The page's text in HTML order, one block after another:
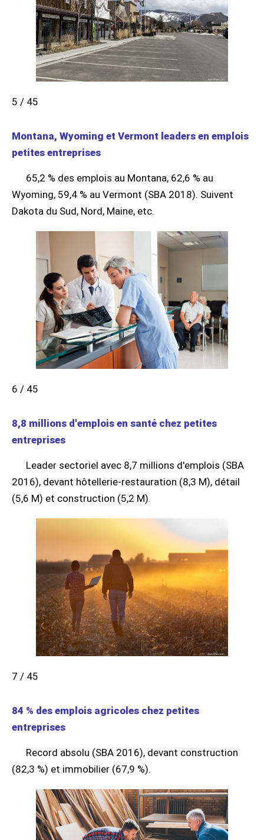
5 / 45
Montana, Wyoming et Vermont leaders en emplois
petites entreprises
65,2 % des emplois au Montana, 62,6 % au
Wyoming, 59,4 % au Vermont (SBA 2018). Suivent
Dakota du Sud, Nord, Maine, etc.
6 / 45
8,8 millions d'emplois en santé chez petites
entreprises
Leader sectoriel avec 8,7 millions d'emplois (SBA
2016), devant hôtellerie-restauration (8,3 M), détail
(5,6 M) et construction (5,2 M).
7 / 45
84 % des emplois agricoles chez petites
entreprises
Record absolu (SBA 2016), devant construction
(82,3 %) et immobilier (67,9 %).